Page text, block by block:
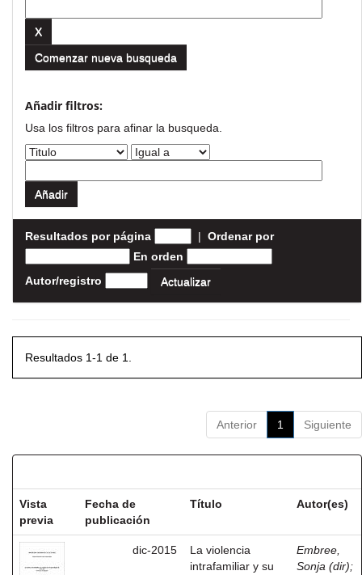
Comenzar nueva busqueda
Añadir filtros:
Usa los filtros para afinar la busqueda.
Resultados por página | Ordenar por
En orden
Autor/registro
Resultados 1-1 de 1.
Anterior 1 Siguiente
Vista
previa
Fecha de
publicación
Título Autor(es)
dic-2015
La violencia
intrafamiliar y su
Embree,
Sonja (dir);